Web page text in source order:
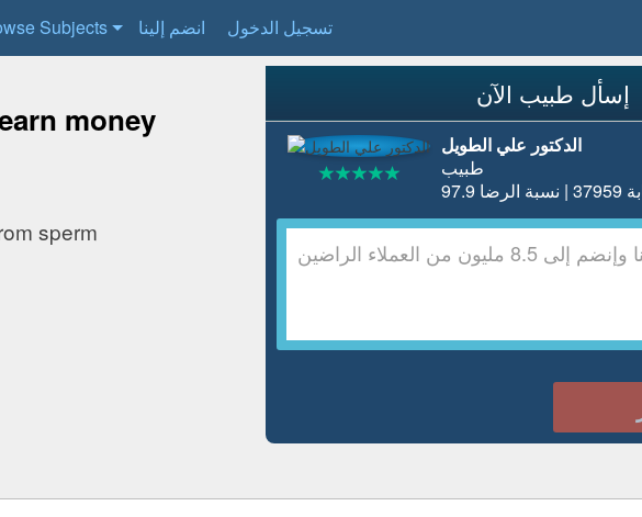
Subjects انضم إلينا تسجيل الدخول
إسأل طبيب الآن
الدكتور علي الطويل
طبيب
money
sperm